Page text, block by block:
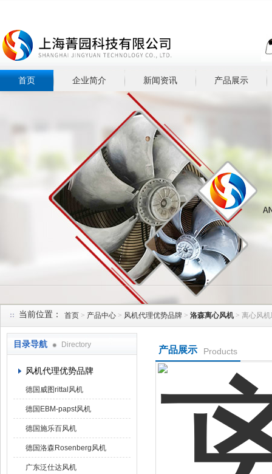
首页 企业简介 新闻资讯 产品展示
当前位置： 首页 > 产品中心 > 风机代理优势品牌 > 洛森离心风机> 离心风机
目录导航 Directory
风机代理优势品牌
德国威图rittal风机
德国EBM-papst风机
德国施乐百风机
德国洛森Rosenberg风机
广东泛仕达风机
产品展示 Products